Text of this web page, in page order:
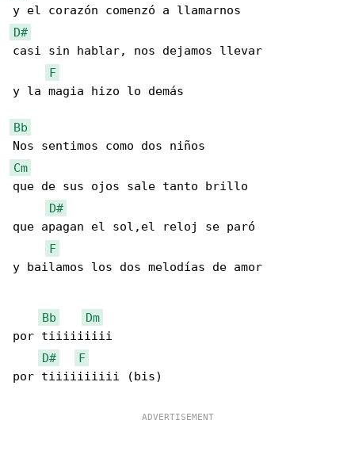
D#
casi sin hablar, nos dejamos llevar
F
y la magia hizo lo demás
Bb
Cm
que de sus ojos sale tanto brillo
D#
que apagan el sol,el reloj se paró
F
y bailamos los dos melodías de amor
Bb
Dm
por tiiiiiiiii
D#
F
por tiiiiiiiiii (bis)